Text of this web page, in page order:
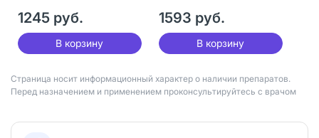
1245 руб.
В корзину
1593 руб.
В корзину
Страница носит информационный характер о наличии препаратов.
Перед назначением и применением проконсультируйтесь с врачом